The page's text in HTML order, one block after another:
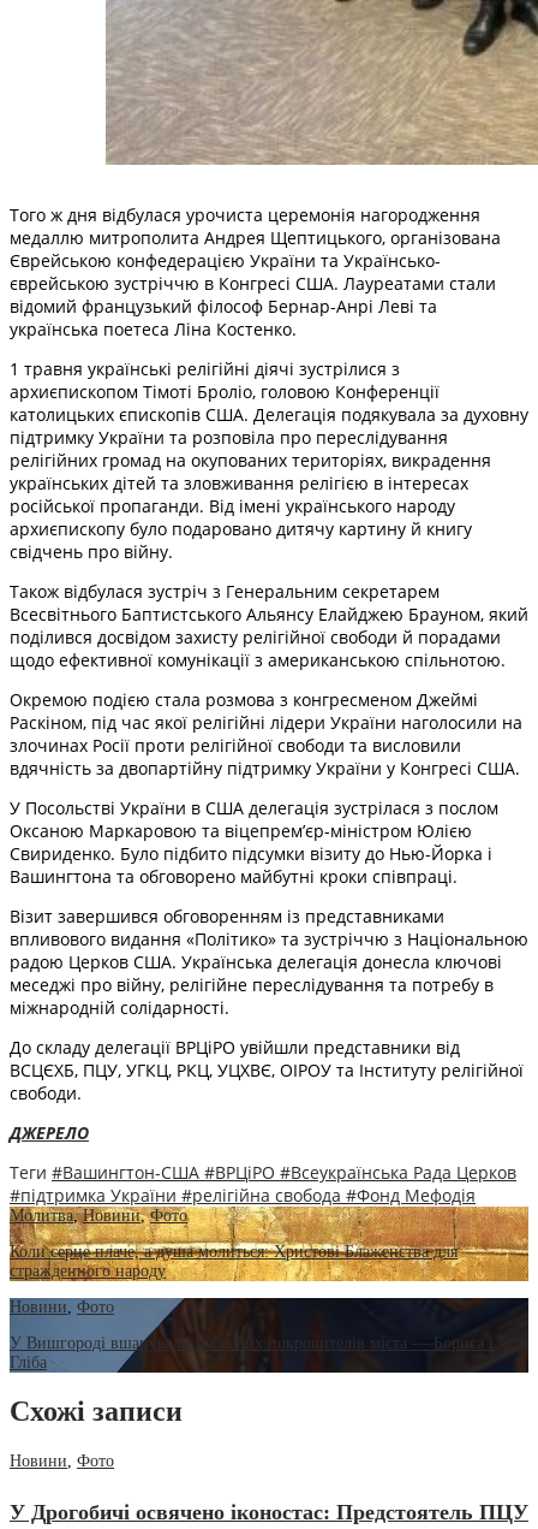
Того ж дня відбулася урочиста церемонія нагородження
медаллю митрополита Андрея Щептицького, організована
Єврейською конфедерацією України та Українсько-
єврейською зустріччю в Конгресі США. Лауреатами стали
відомий французький філософ Бернар-Анрі Леві та
українська поетеса Ліна Костенко.
1 травня українські релігійні діячі зустрілися з
архиєпископом Тімоті Броліо, головою Конференції
католицьких єпископів США. Делегація подякувала за духовну
підтримку України та розповіла про переслідування
релігійних громад на окупованих територіях, викрадення
українських дітей та зловживання релігією в інтересах
російської пропаганди. Від імені українського народу
архиєпископу було подаровано дитячу картину й книгу
свідчень про війну.
Також відбулася зустріч з Генеральним секретарем
Всесвітнього Баптистського Альянсу Елайджею Брауном, який
поділився досвідом захисту релігійної свободи й порадами
щодо ефективної комунікації з американською спільнотою.
Окремою подією стала розмова з конгресменом Джеймі
Раскіном, під час якої релігійні лідери України наголосили на
злочинах Росії проти релігійної свободи та висловили
вдячність за двопартійну підтримку України у Конгресі США.
У Посольстві України в США делегація зустрілася з послом
Оксаною Маркаровою та віцепрем’єр-міністром Юлією
Свириденко. Було підбито підсумки візиту до Нью-Йорка і
Вашингтона та обговорено майбутні кроки співпраці.
Візит завершився обговоренням із представниками
впливового видання «Політико» та зустріччю з Національною
радою Церков США. Українська делегація донесла ключові
меседжі про війну, релігійне переслідування та потребу в
міжнародній солідарності.
До складу делегації ВРЦіРО увійшли представники від
ВСЦЄХБ, ПЦУ, УГКЦ, РКЦ, УЦХВЄ, ОІРОУ та Інституту релігійної
свободи.
ДЖЕРЕЛО
Теги #Вашингтон-США #ВРЦіРО #Всеукраїнська Рада Церков
#підтримка України #релігійна свобода #Фонд Мефодія
Молитва,Новини,Фото
Коли серце плаче, а душа молиться: Христові Блаженства для
стражденного народу
Новини Фото
У Вишгороді вшанували небесних покровителів міста — Бориса і
Гліба
Схожі записи
Новини, Фото
У Дрогобичі освячено іконостас: Предстоятель ПЦУ